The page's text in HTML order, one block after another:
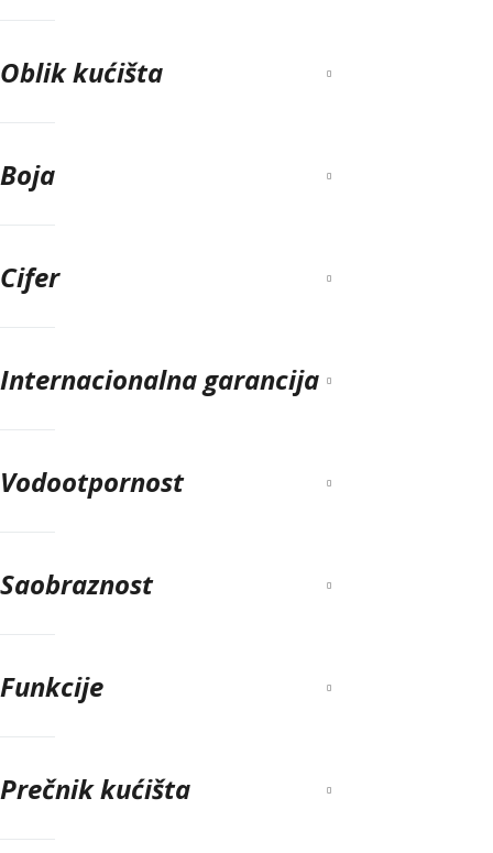
Oblik kućišta
Boja
Cifer
Internacionalna garancija
Vodootpornost
Saobraznost
Funkcije
Prečnik kućišta